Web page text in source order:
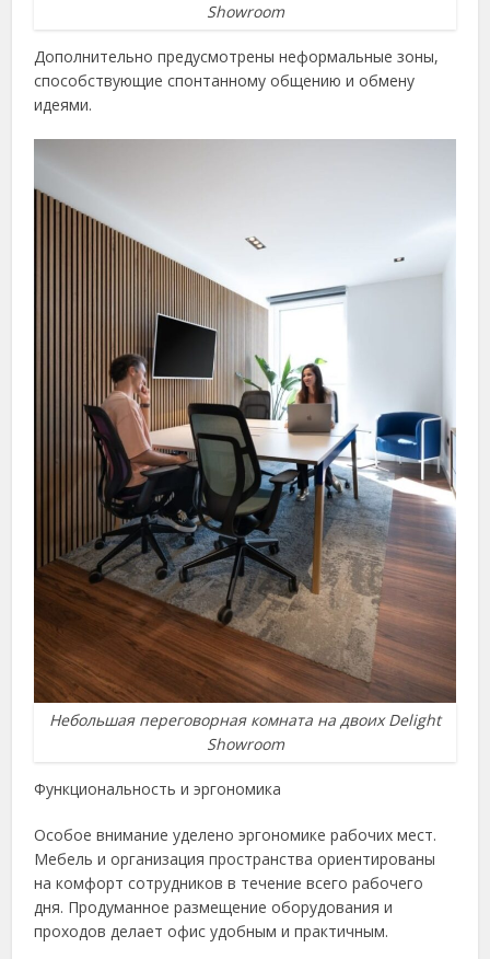
Showroom
Дополнительно предусмотрены неформальные зоны,
способствующие спонтанному общению и обмену
идеями.
Небольшая переговорная комната на двоих Delight
Showroom
Функциональность и эргономика
Особое внимание уделено эргономике рабочих мест.
Мебель и организация пространства ориентированы
на комфорт сотрудников в течение всего рабочего
дня. Продуманное размещение оборудования и
проходов делает офис удобным и практичным.